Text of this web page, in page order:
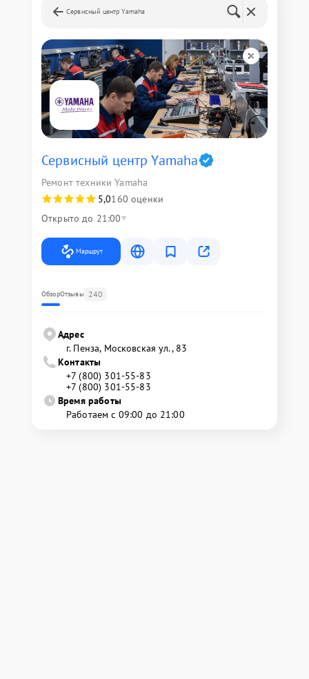
Сервисный центр Yamaha
Сервисный центр Yamaha
Ремонт техники Yamaha
5,0160 оценки
Открыто до 21:00
Маршрут
ОбзорОтзывы 240
Адрес
г. Пенза, Московская ул., 83
Контакты
+7 (800) 301-55-83
+7 (800) 301-55-83
Время работы
Работаем с 09:00 до 21:00